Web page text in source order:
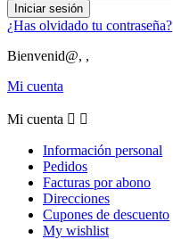
Iniciar sesión
¿Has olvidado tu contraseña?
Bienvenid@, ,
Mi cuenta
Mi cuenta  
Información personal
Pedidos
Facturas por abono
Direcciones
Cupones de descuento
My wishlist